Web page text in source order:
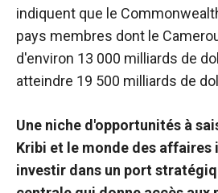
indiquent que le
pays membres dont le
d'environ 13 000 milliards de
atteindre 19 500 milliards de
Une niche d'opportunités à
Kribi et le monde des affaires
investir dans un port